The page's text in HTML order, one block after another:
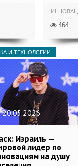
464
И ТЕХНОЛОГИИ
20.05.2026
Израиль —
лидер по
на душу